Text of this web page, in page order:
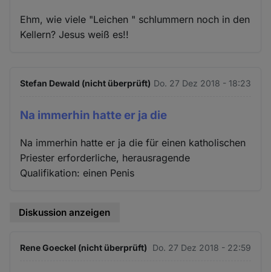
Ehm, wie viele "Leichen " schlummern noch in den
Kellern? Jesus weiß es!!
Stefan Dewald (nicht überprüft) Do. 27 Dez 2018 - 18:23
Na immerhin hatte er ja die
Na immerhin hatte er ja die für einen katholischen
Priester erforderliche, herausragende
Qualifikation: einen Penis
Diskussion anzeigen
Rene Goeckel (nicht überprüft) Do. 27 Dez 2018 - 22:59